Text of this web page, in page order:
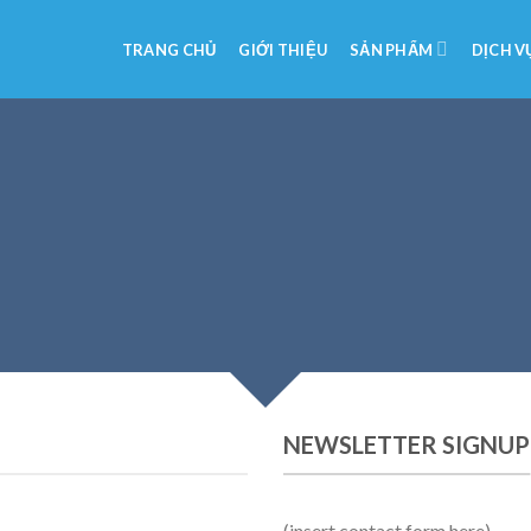
TRANG CHỦ GIỚI THIỆU SẢN PHẨM DỊCH
NEWSLETTER SIGNUP